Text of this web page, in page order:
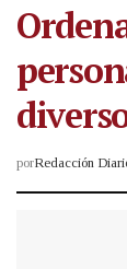
porRedacción